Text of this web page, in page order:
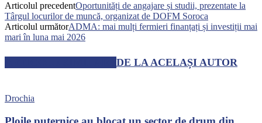
Articolul precedentOportunități de angajare și studii, prezentate la
Târgul locurilor de muncă, organizat de DOFM Soroca
Articolul următorADMA: mai mulți fermieri finanțați și investiții mai
mari în luna mai 2026
DE LA ACELAȘI AUTOR
Drochia